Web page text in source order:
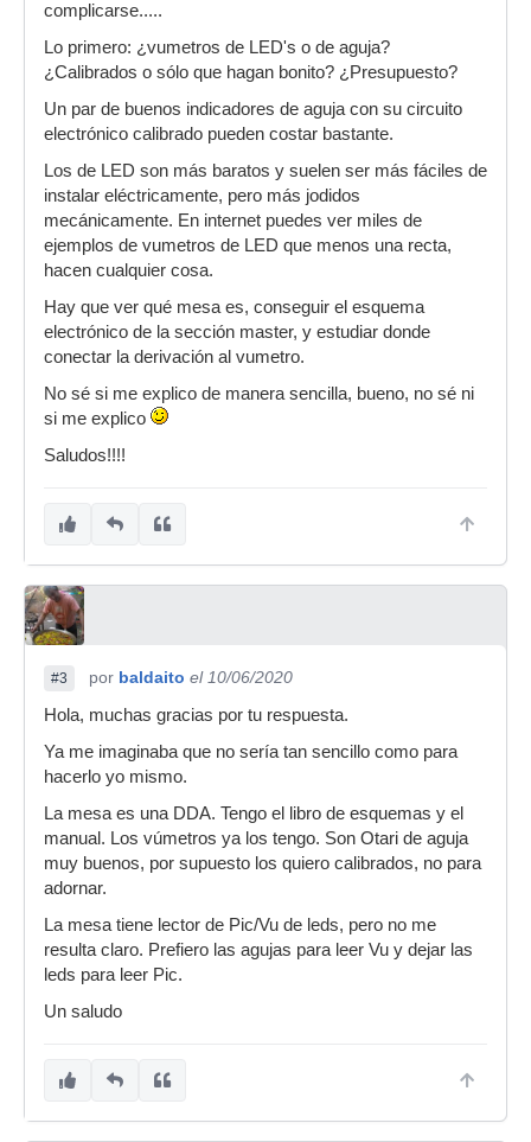
complicarse.....
Lo primero: ¿vumetros de LED's o de aguja?
¿Calibrados o sólo que hagan bonito? ¿Presupuesto?
Un par de buenos indicadores de aguja con su circuito
electrónico calibrado pueden costar bastante.
Los de LED son más baratos y suelen ser más fáciles de
instalar eléctricamente, pero más jodidos
mecánicamente. En internet puedes ver miles de
ejemplos de vumetros de LED que menos una recta,
hacen cualquier cosa.
Hay que ver qué mesa es, conseguir el esquema
electrónico de la sección master, y estudiar donde
conectar la derivación al vumetro.
No sé si me explico de manera sencilla, bueno, no sé ni
si me explico
Saludos!!!!
#3 por baldaito el 10/06/2020
Hola, muchas gracias por tu respuesta.
Ya me imaginaba que no sería tan sencillo como para
hacerlo yo mismo.
La mesa es una DDA. Tengo el libro de esquemas y el
manual. Los vúmetros ya los tengo. Son Otari de aguja
muy buenos, por supuesto los quiero calibrados, no para
adornar.
La mesa tiene lector de Pic/Vu de leds, pero no me
resulta claro. Prefiero las agujas para leer Vu y dejar las
leds para leer Pic.
Un saludo